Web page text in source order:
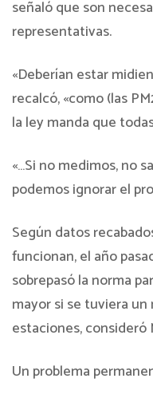
señaló que son
representativas.
«Deberían estar
recalcó, «como (las
la ley manda que
«…Si no medimos, no
podemos ignorar el
Según datos
funcionan, el año
sobrepasó la norma
mayor si se tuviera
estaciones, consideró
Un problema